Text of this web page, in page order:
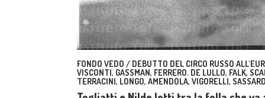
FONDO VEDO / DEBUTTO DEL CIRCO RUSSO
VISCONTI, GASSMAN, FERRERO. DE LULLO, FALK,
TERRACINI, LONGO, AMENDOLA, VIGORELLI,